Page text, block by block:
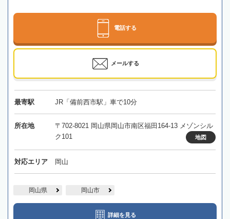
電話する
メールする
最寄駅 JR「備前西市駅」車で10分
所在地
〒702-8021 岡山県岡山市南区福田164-13 メゾンシル
ク101
地図
対応エリア 岡山
岡山県 岡山市
詳細を見る